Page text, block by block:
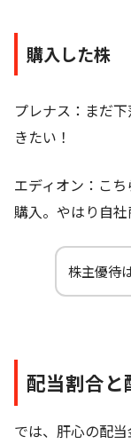
購入した株
プレナス：まだ
きたい！
エディオン：こ
購入。やはり自社
株主優待
配当割合と
では、肝心の配当